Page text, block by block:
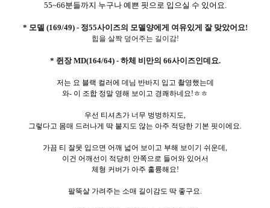
55~66분들까지 누구나 예쁜 핏으로 입으실 수 있어요.
* 모델 (169/49) - 정55사이즈의 모델양에게 여유있게 잘 맞았어요!
힙을 살짝 덮어주는 길이감!
* 쥔장 MD(164/64) - 하체 비만의 66사이즈인데요.
저는 요 블랙 컬러에 데님 반바지 입고 촬영했는데
와- 이 조합 정말 영해 보이고 경쾌하네요!ㅎㅎ
우선 티셔츠가 너무 벙벙하지도,
그렇다고 몸매 드러나게 딱 붙지도 않는 아주 적당한 기본 핏이에요.
가끔 티 잘못 입으면 어깨 넓어 보이고 부해 보이기 쉬운데,
이건 어깨선이 적당히 안쪽으로 들어와 있어서
체형 커버가 아주 훌륭해요!
팔뚝살 가려주는 소매 길이감도 딱 좋구요.